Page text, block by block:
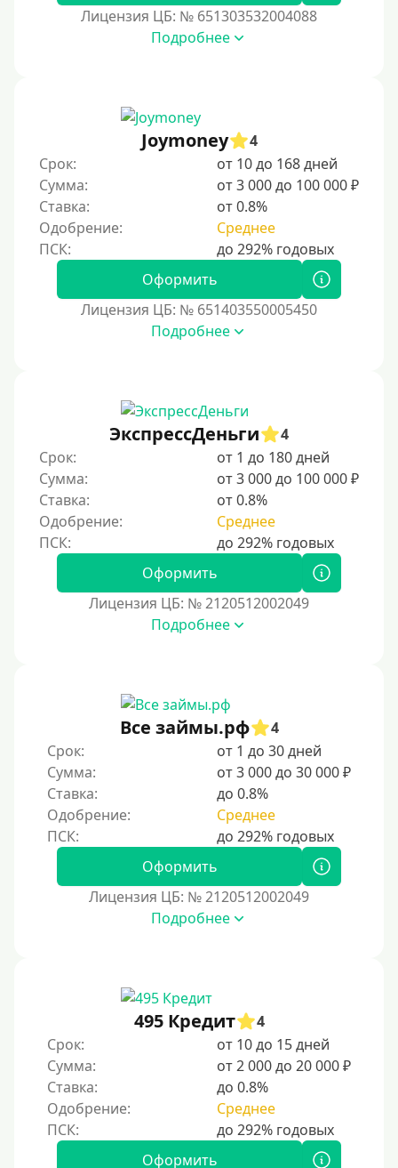
Без подтверждения дохода
Без справок и поручителей
Под 1 %
С пролонгацией (продлением)
Под высокий процент
Без комиссии
В рассрочку
С ежемесячным платежом
Первый кредит без переплат
Без процентов на 30 дней
Под 0 %
Условия
С опцией досрочного погашения долга
Без страховок и комиссий
Со страховкой
Без электронной почты
С автоматическим одобрением
Без номера телефона
На телефон
Бесплатный доступ без скрытых платежей и
обязательных подписок
Без звонков и проверок
На карту круглосуточно
Деньги в долг
В долг на карту
Срок
Лицензия ЦБ: № 651303532004088
Подробнее
Joymoney
4
Срок:
от 10 до 168 дней
Сумма:
от 3 000 до 100 000 ₽
Ставка:
от 0.8%
Одобрение:
Среднее
Оформить
Лицензия ЦБ: № 651403550005450
Подробнее
ЭкспрессДеньги
4
Срок:
от 1 до 180 дней
Сумма:
от 3 000 до 100 000 ₽
Ставка:
от 0.8%
Одобрение:
Среднее
Оформить
Лицензия ЦБ: № 2120512002049
Подробнее
Все займы.рф
4
Срок:
от 1 до 30 дней
Сумма:
от 3 000 до 30 000 ₽
Ставка:
до 0.8%
Одобрение:
Среднее
Оформить
Лицензия ЦБ: № 2120512002049
Подробнее
495 Кредит
4
Срок:
от 10 до 15 дней
Сумма:
от 2 000 до 20 000 ₽
Ставка:
до 0.8%
Одобрение:
Среднее
Оформить